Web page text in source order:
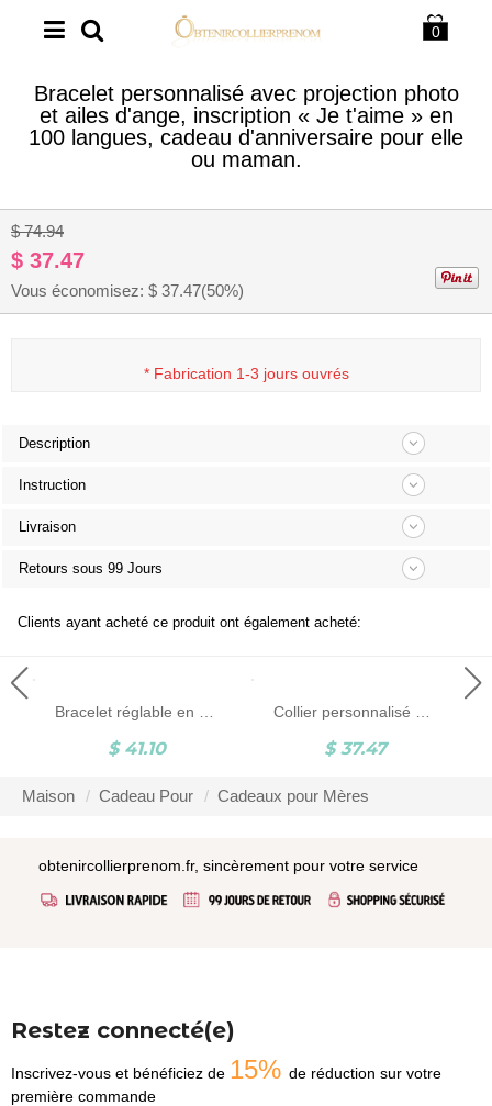
0
Bracelet personnalisé avec projection photo
et ailes d'ange, inscription « Je t'aime » en
100 langues, cadeau d'anniversaire pour elle
ou maman.
1/8
$ 74.94
$ 37.47
Vous économisez: $ 37.47(50%)
* Fabrication 1-3 jours ouvrés
Description
Instruction
Livraison
Retours sous 99 Jours
Clients ayant acheté ce produit ont également acheté:
$ 41.10 $ 37.47
Maison Cadeau Pour Cadeaux pour Mères
obtenircollierprenom.fr, sincèrement pour votre service
Restez connecté(e)
Inscrivez-vous et bénéficiez de 15% de réduction sur votre
première commande